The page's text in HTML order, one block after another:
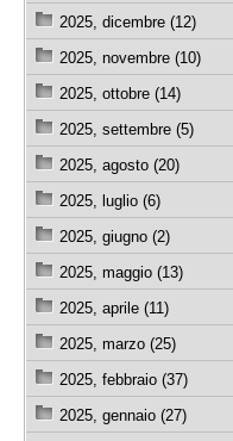
2025, dicembre (12)
2025, novembre (10)
2025, ottobre (14)
2025, settembre (5)
2025, agosto (20)
2025, luglio (6)
2025, giugno (2)
2025, maggio (13)
2025, aprile (11)
2025, marzo (25)
2025, febbraio (37)
2025, gennaio (27)